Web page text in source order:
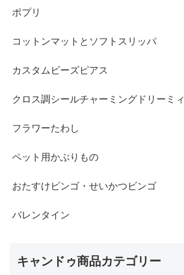
ポプリ
コットンマットとソフトスリッパ
カスタムビーズピアス
クロス調シールチャーミングドリーミィ
フラワーたわし
ペット用かぶりもの
おたすけビンゴ・せいかつビンゴ
バレンタイン
キャンドゥ商品カテゴリー